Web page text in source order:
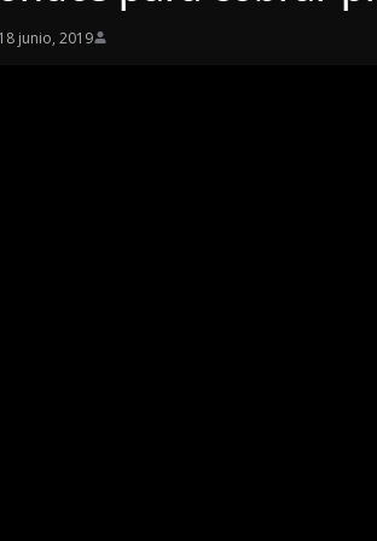
18 junio, 2019